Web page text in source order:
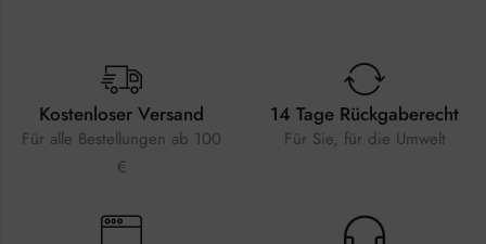
Kostenloser Versand
Für alle Bestellungen ab 100
€
14 Tage Rückgaberecht
Für Sie, für die Umwelt